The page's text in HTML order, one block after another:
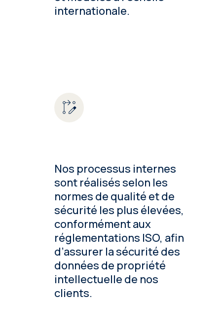
internationale.
Nos processus internes
sont réalisés selon les
normes de qualité et de
sécurité les plus élevées,
conformément aux
réglementations ISO, afin
d’assurer la sécurité des
données de propriété
intellectuelle de nos
clients.